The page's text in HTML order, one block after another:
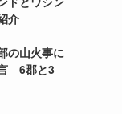
介
の山火事に
6郡と3